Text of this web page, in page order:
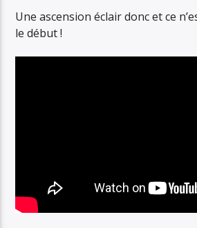
Une ascension éclair donc et ce
le début !